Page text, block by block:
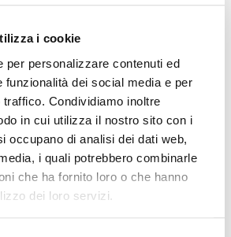
i cookie
per personalizzare contenuti ed
funzionalità dei social media e per
Condividiamo inoltre
in cui utilizza il nostro sito con i
occupano di analisi dei dati web,
i quali potrebbero combinarle
che ha fornito loro o che hanno
dei loro servizi.
Labor &
Law
2015
5, 2015